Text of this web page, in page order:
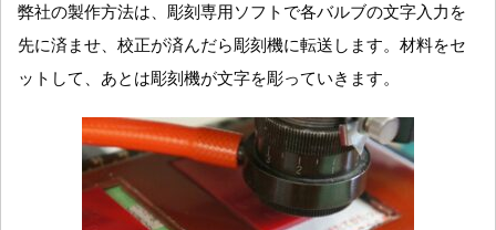
弊社の製作方法は、彫刻専用ソフトで各バルブの文字入力を
先に済ませ、校正が済んだら彫刻機に転送します。材料をセ
ットして、あとは彫刻機が文字を彫っていきます。